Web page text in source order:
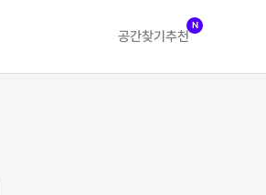
공간찾기 추천
N